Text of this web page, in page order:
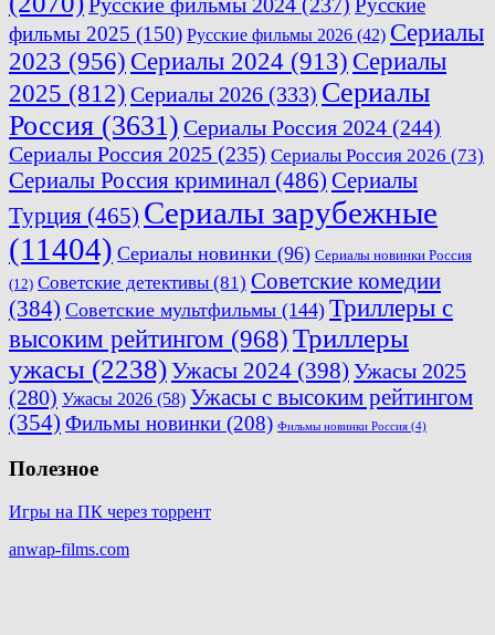
Русские
фильмы 2025 (150) Русские фильмы 2026 (42) Сериалы
2023 (956) Сериалы 2024 (913) Сериалы
2025 (812) Сериалы 2026 (333) Сериалы
Россия (3631) Сериалы Россия 2024 (244)
Сериалы Россия 2025 (235) Сериалы Россия 2026 (73)
Сериалы Россия криминал (486) Сериалы
Турция (465) Сериалы зарубежные
(11404) Сериалы новинки (96) Сериалы новинки Россия
(12) Советские детективы (81) Советские комедии
(384) Советские мультфильмы (144) Триллеры с
высоким рейтингом (968) Триллеры
ужасы (2238)Ужасы 2024 (398) Ужасы 2025
(280) Ужасы 2026 (58) Ужасы с высоким рейтингом
(354) Фильмы новинки (208) Фильмы новинки Россия (4)
Полезное
Игры на ПК через торрент
anwap-films.com